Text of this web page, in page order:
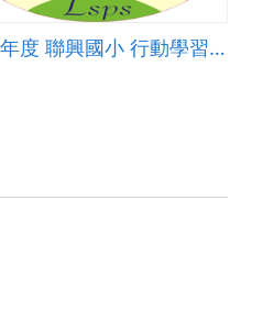
105年度 聯興國小 行動學習教案